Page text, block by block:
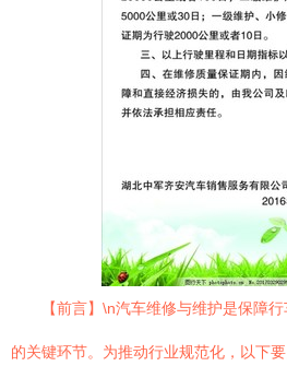
【前言】\n汽车维修与维护是保障
的关键环节。为推动行业规范化，以下